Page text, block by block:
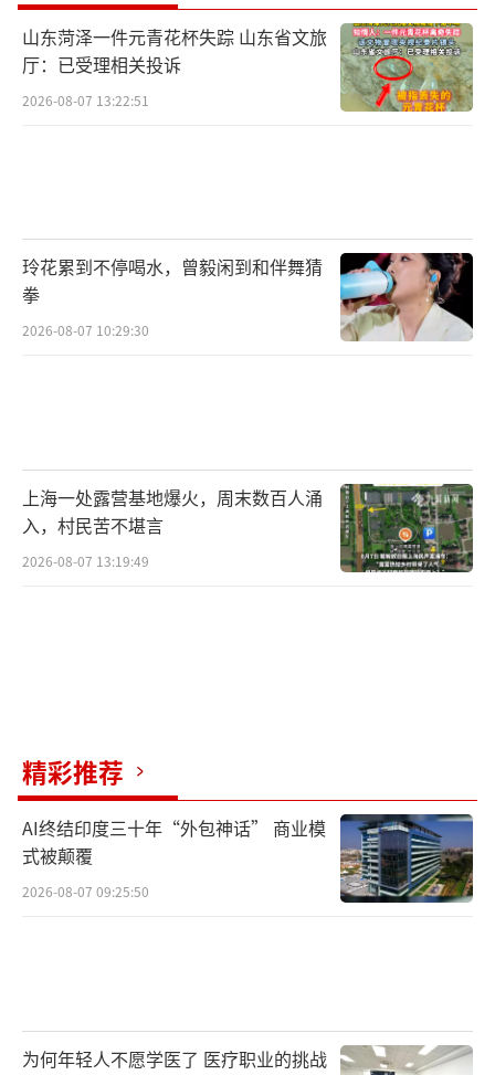
山东菏泽一件元青花杯失踪 山东省文旅
厅：已受理相关投诉
2026-08-07 13:22:51
玲花累到不停喝水，曾毅闲到和伴舞猜
拳
2026-08-07 10:29:30
上海一处露营基地爆火，周末数百人涌
入，村民苦不堪言
2026-08-07 13:19:49
精彩推荐
AI终结印度三十年“外包神话” 商业模
式被颠覆
2026-08-07 09:25:50
为何年轻人不愿学医了 医疗职业的挑战